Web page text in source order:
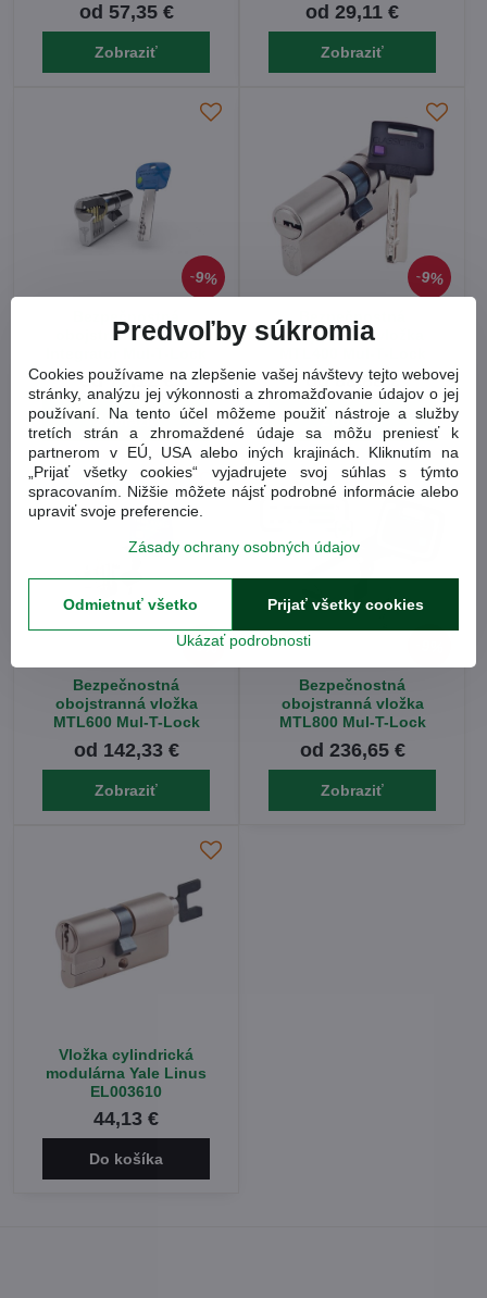
od 57,35 €
Zobraziť
od 29,11 €
Zobraziť
9%
obojstranná vložka
od 72,12 €
Zobraziť
9%
obojstranná vložka
od 88,88 €
Zobraziť
9%
Bezpečnostná
obojstranná vložka
MTL600 Mul-T-Lock
od 142,33 €
Zobraziť
Bezpečnostná
obojstranná vložka
MTL800 Mul-T-Lock
od 236,65 €
Zobraziť
Vložka cylindrická
modulárna Yale Linus
EL003610
44,13 €
Do košíka
Predvoľby súkromia
Cookies používame na zlepšenie vašej návštevy tejto webovej
stránky, analýzu jej výkonnosti a zhromažďovanie údajov o jej
používaní. Na tento účel môžeme použiť nástroje a služby
tretích strán a zhromaždené údaje sa môžu preniesť k
partnerom v EÚ, USA alebo iných krajinách. Kliknutím na
„Prijať všetky cookies“ vyjadrujete svoj súhlas s týmto
spracovaním. Nižšie môžete nájsť podrobné informácie alebo
upraviť svoje preferencie.
Zásady ochrany osobných údajov
Ukázať podrobnosti
Prijať všetky cookies
Odmietnuť všetko